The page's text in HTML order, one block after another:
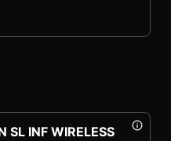
SL INF WIRELESS